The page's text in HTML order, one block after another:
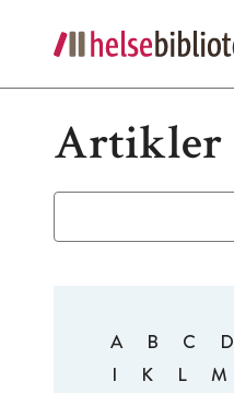
Artikler
A B C D
I
K L M